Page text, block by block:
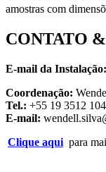
amostras com
CONTATO
E-mail da Instalação:
Coordenação:
Tel.: +55 19 3512
E-mail:
Clique aqui para